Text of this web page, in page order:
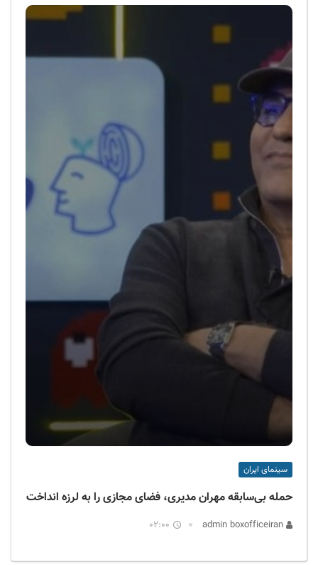
سینمای ایران
حمله بی‌سابقه مهران مدیری، فضای مجازی را به لرزه انداخت
02:00